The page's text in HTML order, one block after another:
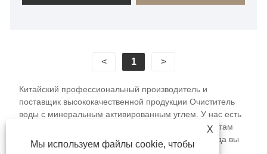
воды и предлагает на рынке надежные решения
Очиститель воды с минеральным
активированным углем объемом 14 л
терминальное устройство для очистки воды,
которое можно разместить непосредственно на
рабочем столе/столешнице. Основанный на
адсорбции активированного угля в качестве
< 1 >
Китайский профессиональный производитель и
поставщик высококачественной продукции Очиститель
воды с минеральным активированным углем. У нас есть
собственная фабрика, чтобы предоставлять клиентам
индивидуальные услуги. С нетерпением ждем, когда вы
X
Мы используем файлы cookie, чтобы